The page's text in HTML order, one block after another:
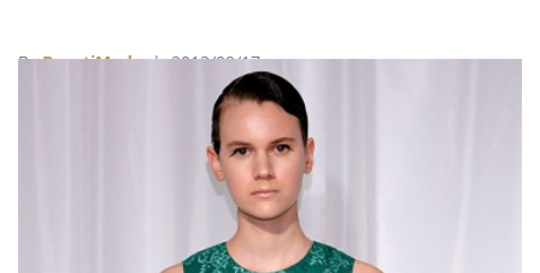
相，大秀好身材。而這次的Herve Leger by Max Azria
芭比，不僅會有招牌的繃帶貼身洋裝，還會推出縮小版
的配件，如精緻手拿包和高筒黑色羅馬高跟鞋等，都會
在今年10月，於時尚網路商城Neiman Marcus和
Barbiecollector.com販售。 延伸閱讀： Coach x
Barbie Coach打造芭比都會造型 Coach x Barbie形象照
釋出 讓芭比帶你悠遊紐約 全球首間芭比主
ByBeautiMode| 2013/09/17